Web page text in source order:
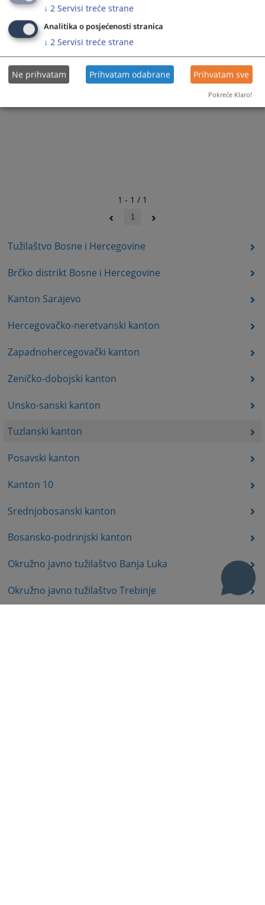
Tužilaštvo Bosne i Hercegovine
Brčko distrikt Bosne i Hercegovine
Kanton Sarajevo
Hercegovačko-neretvanski kanton
Zapadnohercegovački kanton
Zeničko-dobojski kanton
Unsko-sanski kanton
Tuzlanski kanton
Posavski kanton
Kanton 10
Srednjobosanski kanton
Bosansko-podrinjski kanton
Okružno javno tužilaštvo Banja Luka
Okružno javno tužilaštvo Trebinje
1 - 1 / 1
1
↓ 2 Servisi treće strane
Analitika o posjećenosti stranica
↓ 2 Servisi treće strane
Ne prihvatam Prihvatam odabrane Prihvatam sve
Pokreće Klaro!